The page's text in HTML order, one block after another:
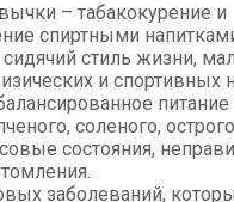
– табакокурение и
спиртными
сидячий стиль жизни,
и спортивных
соленого,
состояния,
заболеваний,